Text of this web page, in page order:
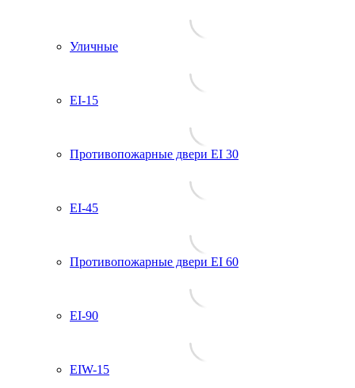
Уличные
EI-15
Противопожарные двери EI 30
EI-45
Противопожарные двери EI 60
EI-90
EIW-15